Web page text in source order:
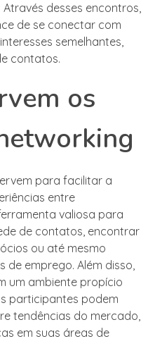
desses encontros,
de se conectar com
semelhantes,
contatos.
os
para facilitar a
entre
valiosa para
de contatos, encontrar
ou até mesmo
de emprego. Além disso,
um ambiente propício
participantes podem
tendências do mercado,
em suas áreas de